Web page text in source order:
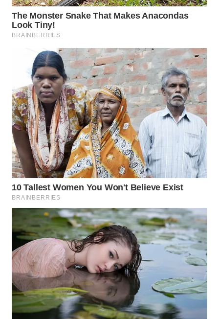
WN
TAPANULI
TENGAH
WN DELI
SERDANG
WN
TEBING
TINGGI
WN
PAKPAK
WN
KARAWANG
WN
BEKASI
WN
BOGOR
WN
DEPOK